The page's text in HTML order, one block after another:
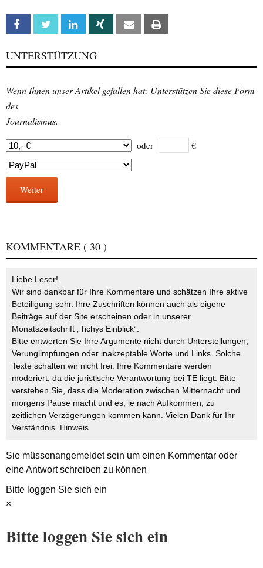
Facebook Twitter Linkedin Xing Email
UNTERSTÜTZUNG
Wenn Ihnen unser Artikel gefallen hat: Unterstützen Sie diese Form
des
Journalismus.
oder €
Weiter
KOMMENTARE ( 30 )
Liebe Leser!
Wir sind dankbar für Ihre Kommentare und schätzen Ihre aktive
Beteiligung sehr. Ihre Zuschriften können auch als eigene
Beiträge auf der Site erscheinen oder in unserer
Monatszeitschrift „Tichys Einblick“.
Bitte entwerten Sie Ihre Argumente nicht durch Unterstellungen,
Verunglimpfungen oder inakzeptable Worte und Links. Solche
Texte schalten wir nicht frei. Ihre Kommentare werden
moderiert, da die juristische Verantwortung bei TE liegt. Bitte
verstehen Sie, dass die Moderation zwischen Mitternacht und
morgens Pause macht und es, je nach Aufkommen, zu
zeitlichen Verzögerungen kommen kann. Vielen Dank für Ihr
Verständnis. Hinweis
Sie müssenangemeldetsein um einen Kommentar oder
eine Antwort schreiben zu können
Bitte loggen Sie sich ein
×
Bitte loggen Sie sich ein